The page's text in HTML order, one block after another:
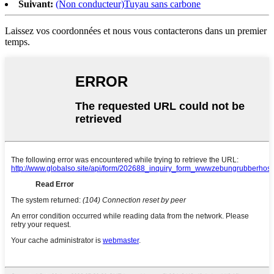
Suivant: (Non conducteur)Tuyau sans carbone
Laissez vos coordonnées et nous vous contacterons dans un premier
temps.